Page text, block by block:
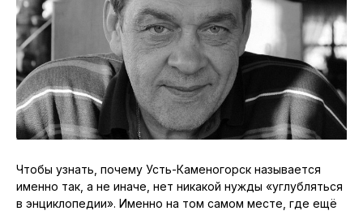
Чтобы узнать, почему Усть-Каменогорск называется
именно так, а не иначе, нет никакой нужды «углубляться
в энциклопедии». Именно на том самом месте, где ещё